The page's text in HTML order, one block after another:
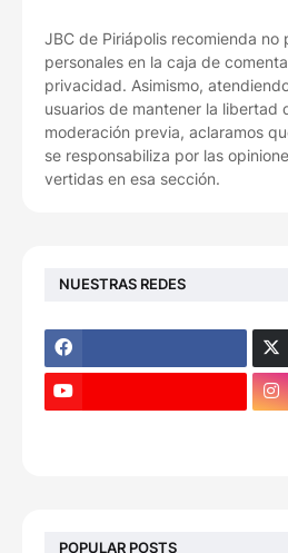
JBC de Piriápolis recomienda no
personales en la caja de
privacidad. Asimismo,
usuarios de mantener la libertad
moderación previa, aclaramos
se responsabiliza por las
vertidas en esa sección.
NUESTRAS REDES
POPULAR POSTS